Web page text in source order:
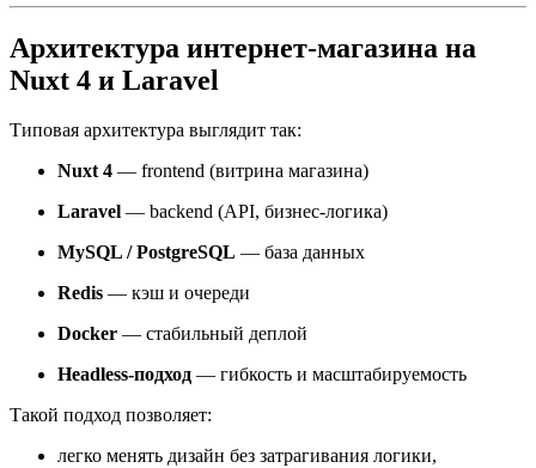
Архитектура интернет-магазина на
Nuxt 4 и Laravel
Типовая архитектура выглядит так:
Nuxt 4 — frontend (витрина магазина)
Laravel — backend (API, бизнес-логика)
MySQL / PostgreSQL — база данных
Redis — кэш и очереди
Docker — стабильный деплой
Headless-подход — гибкость и масштабируемость
Такой подход позволяет:
легко менять дизайн без затрагивания логики,